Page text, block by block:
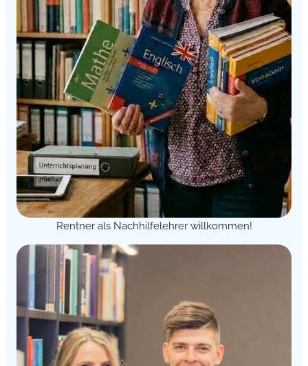
Rentner als Nachhilfelehrer willkommen!